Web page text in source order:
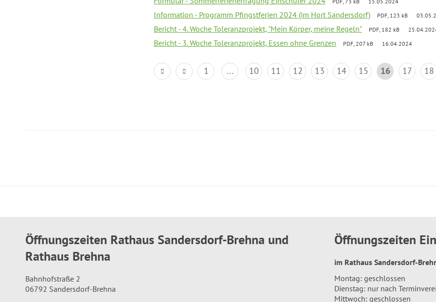
Information - Programm Pfingstferien 2024 (im Hort Sandersdorf) PDF, 123 kB
Bericht - 4. Woche Toleranzprojekt, "Mein Körper, meine Regeln" PDF, 182 kB
Bericht - 3. Woche Toleranzprojekt, Essen ohne Grenzen PDF, 207 kB 16.04.2024
1 ... 10 11 12 13 14 15 16 17 18
Öffnungszeiten Rathaus Sandersdorf-Brehna und
Rathaus Brehna
Bahnhofstraße 2
06792 Sandersdorf-Brehna
Öffnungszeiten
im Rathaus Sandersdorf-
Montag: geschlossen
Dienstag: nur nach
Mittwoch: geschlossen